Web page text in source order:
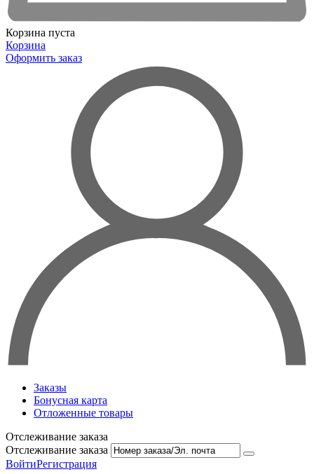
Корзина пуста
Корзина
Оформить заказ
Заказы
Бонусная карта
Отложенные товары
Отслеживание заказа
Отслеживание заказа
ВойтиРегистрация